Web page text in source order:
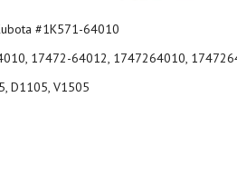
#1K571-64010
17472-64012, 1747264010,
D1105, V1505